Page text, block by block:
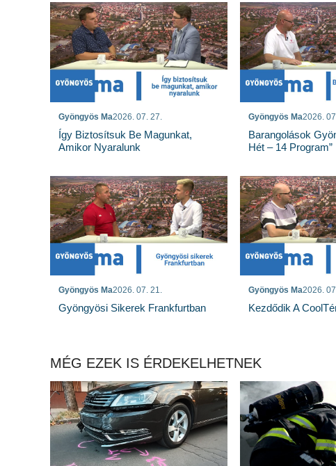
Gyöngyös Ma2026. 07. 27.
Így Biztosítsuk Be Magunkat,
Amikor Nyaralunk
Gyöngyös Ma2026.
Barangolások
Hét – 14 Program”
Gyöngyös Ma2026. 07. 21.
Gyöngyösi Sikerek Frankfurtban
Gyöngyös Ma2026.
Kezdődik A
MÉG EZEK IS ÉRDEKELHETNEK